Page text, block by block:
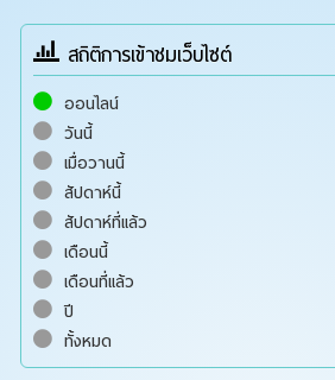
สถิติการเข้าชมเว็บไซต์
ออนไลน์
วันนี้
เมื่อวานนี้
สัปดาห์นี้
สัปดาห์ที่แล้ว
เดือนนี้
เดือนที่แล้ว
ปี
ทั้งหมด